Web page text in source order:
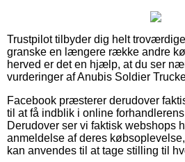
Trustpilot tilbyder dig helt
granske en længere række andre
herved er det en hjælp, at du ser
vurderinger af Anubis Soldier
Facebook præsterer derudover
til at få indblik i online
Derudover ser vi faktisk webshops
anmeldelse af deres
kan anvendes til at tage stilling til